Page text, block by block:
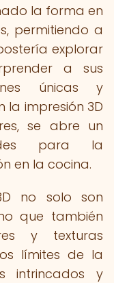
la forma en
permitiendo a
explorar
a sus
únicas y
la impresión 3D
se abre un
para la
en la cocina.
no solo son
que también
y texturas
límites de la
intrincados y